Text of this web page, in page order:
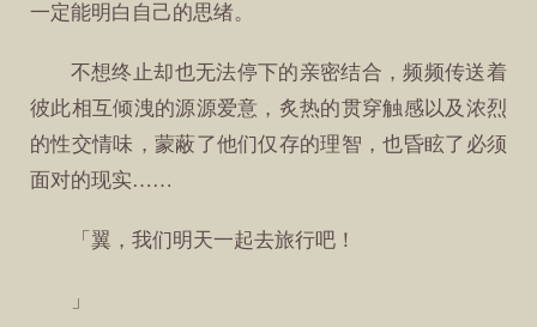
一定能明白自己的思绪。
不想终止却也无法停下的亲密结合，频频传送着
彼此相互倾洩的源源爱意，炙热的贯穿触感以及浓烈
的性交情味，蒙蔽了他们仅存的理智，也昏眩了必须
面对的现实……
「翼，我们明天一起去旅行吧！
」